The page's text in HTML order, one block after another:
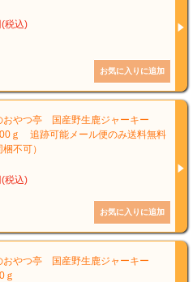
税込)
おやつ亭 国産野生鹿ジャーキー
ｇ 追跡可能メール便のみ送料無料
不可）
税込)
おやつ亭 国産野生鹿ジャーキー
ｇ